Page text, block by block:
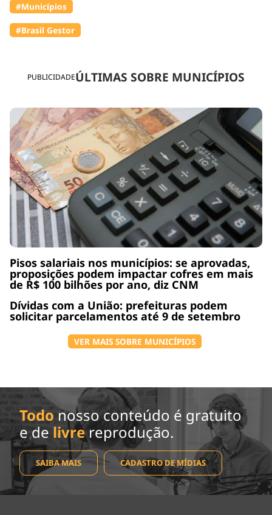
PUBLICIDADEÚLTIMAS SOBRE MUNICÍPIOS
Pisos salariais nos municípios: se aprovadas,
proposições podem impactar cofres em mais
de R$ 100 bilhões por ano, diz CNM
Dívidas com a União: prefeituras podem
solicitar parcelamentos até 9 de setembro
VER MAIS SOBRE MUNICÍPIOS
#Municípios
#Brasil Gestor
Todo nosso conteúdo é gratuito
e de livrereprodução.
SAIBA MAIS CADASTRO DE MÍDIAS